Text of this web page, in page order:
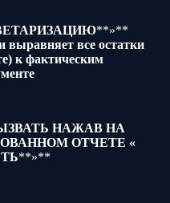
**»**
выравняет все остатки
к фактическим
НАЖАВ НА
ОТЧЕТЕ «
**»**